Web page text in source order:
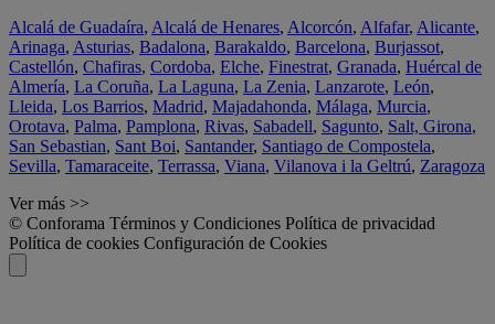
Alcalá de Guadaíra, Alcalá de Henares, Alcorcón, Alfafar, Alicante,
Arinaga, Asturias, Badalona, Barakaldo, Barcelona, Burjassot,
Castellón, Chafiras, Cordoba, Elche, Finestrat, Granada, Huércal de
Almería, La Coruña, La Laguna, La Zenia, Lanzarote, León,
Lleida, Los Barrios, Madrid, Majadahonda, Málaga, Murcia,
Orotava, Palma, Pamplona, Rivas, Sabadell, Sagunto, Salt, Girona,
San Sebastian, Sant Boi, Santander, Santiago de Compostela,
Sevilla, Tamaraceite, Terrassa, Viana, Vilanova i la Geltrú, Zaragoza
Ver más >>
© Conforama Términos y Condiciones Política de privacidad
Política de cookies Configuración de Cookies